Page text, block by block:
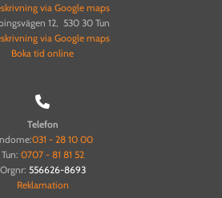
via Google maps
12, 530 30 Tun
via Google maps
Boka tid online

Telefon
031 - 28 10 00
Tun: 0707 - 81 81 52
Orgnr: 556626-8693
Reklamation